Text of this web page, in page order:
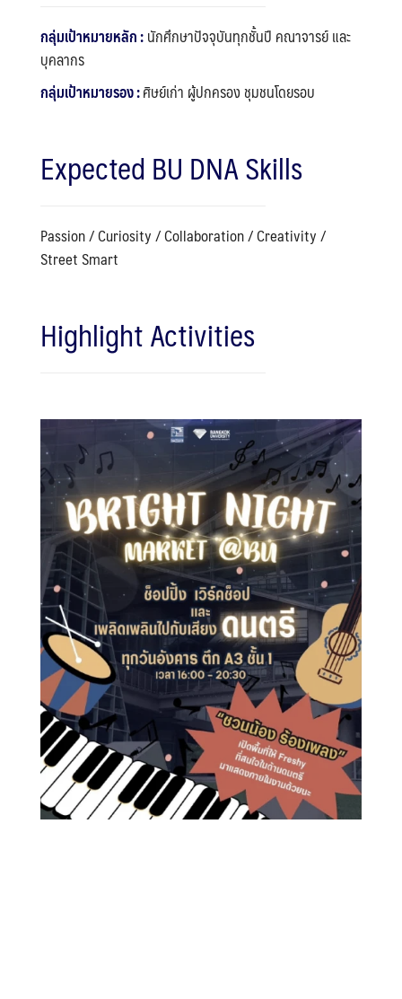
Search
for:
Search
กลุ่มเป้าหมายหลัก :นักศึกษาปัจจุบันทุกชั้นปี คณาจารย์ และ
บุคลากร
กลุ่มเป้าหมายรอง :ศิษย์เก่า ผู้ปกครอง ชุมชนโดยรอบ
Expected BU DNA Skills
Passion / Curiosity / Collaboration / Creativity /
Street Smart
Highlight Activities